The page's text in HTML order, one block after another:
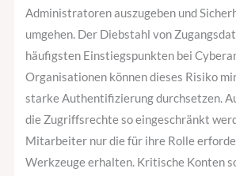
Administratoren auszugeben und
umgehen. Der Diebstahl von
häufigsten Einstiegspunkten bei
Organisationen können dieses Risiko
starke Authentifizierung durchsetzen.
die Zugriffsrechte so eingeschränkt
Mitarbeiter nur die für ihre Rolle
Werkzeuge erhalten. Kritische Konten